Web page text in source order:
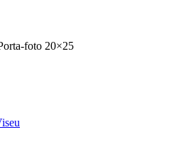
foto 20×25